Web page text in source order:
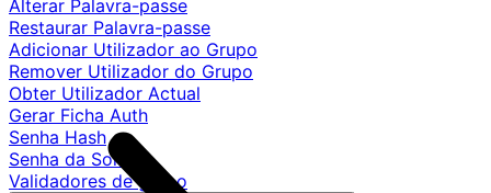
Alterar Palavra-passe
Restaurar Palavra-passe
Adicionar Utilizador ao Grupo
Remover Utilizador do Grupo
Obter Utilizador Actual
Gerar Ficha Auth
Senha Hash
Senha da Sonda
Validadores de grupo